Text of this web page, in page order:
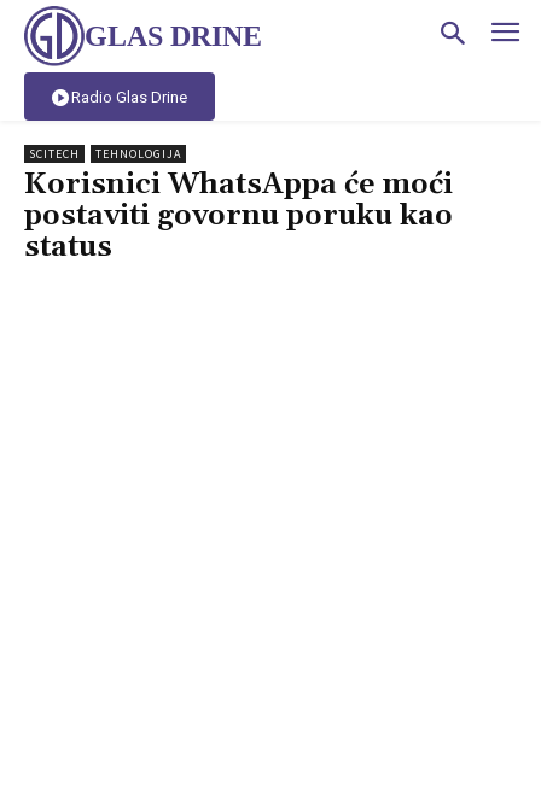
GLAS DRINE
Radio Glas Drine
SCITECH TEHNOLOGIJA
Korisnici WhatsAppa će moći
postaviti govornu poruku kao
status